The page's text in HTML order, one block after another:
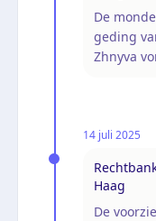
De
geding
Zhnyva
14 juli 2025
Haag
De